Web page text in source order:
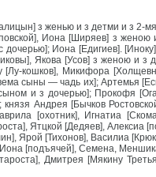
з женью и з детми и з
Иона [Ширяев] з
Иона [Едигиев].
Якова [Усов] з женою и з
[Лу-кошков], Микифора
сыны — чадь их]; Артемья
и з дочерью]; Прокофя
Андрея [Бычков
[охотник], Игнатиа
Ятцкой [Дедяев], Алексиа
Ярой [Тихонов], Василиа
[подъячей], Семена,
Дмитрея [Мякину